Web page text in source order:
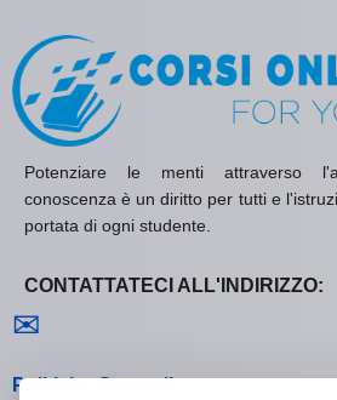
Potenziare le menti attraverso
conoscenza è un diritto per tutti e
portata di ogni studente.
CONTATTATECI ALL'INDIRIZZO:
✉
Politiche Generali